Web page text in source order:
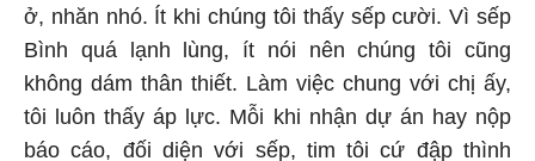
ở, nhăn nhó. Ít khi chúng tôi thấy sếp cười. Vì sếp
Bình quá lạnh lùng, ít nói nên chúng tôi cũng
không dám thân thiết. Làm việc chung với chị ấy,
tôi luôn thấy áp lực. Mỗi khi nhận dự án hay nộp
báo cáo, đối diện với sếp, tim tôi cứ đập thình